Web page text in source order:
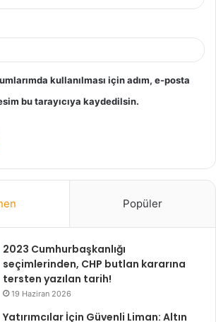
kullanılması için adım, e-posta
bu tarayıcıya kaydedilsin.
Popüler
2023 Cumhurbaşkanlığı
seçimlerinden, CHP butlan kararına
tersten yazılan tarih!
19 Haziran 2026
Yatırımcılar İçin Güvenli Liman: Altın